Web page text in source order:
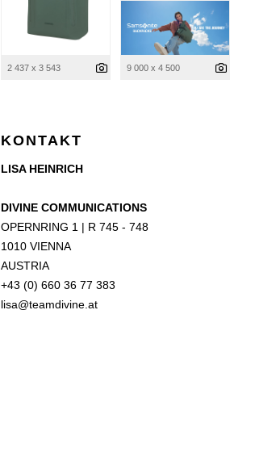
2 437 x 3 543 9 000 x 4 500
KONTAKT
LISA HEINRICH
DIVINE COMMUNICATIONS
OPERNRING 1 | R 745 - 748
1010 VIENNA
AUSTRIA
+43 (0) 660 36 77 383
lisa@teamdivine.at